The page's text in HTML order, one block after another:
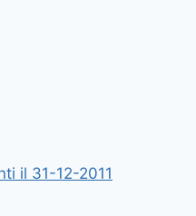
il 31-12-2011